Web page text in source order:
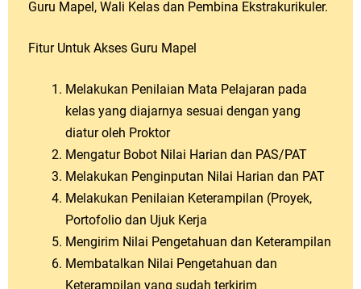
Guru Mapel, Wali Kelas dan Pembina Ekstrakurikuler.
Fitur Untuk Akses Guru Mapel
Melakukan Penilaian Mata Pelajaran pada
kelas yang diajarnya sesuai dengan yang
diatur oleh Proktor
Mengatur Bobot Nilai Harian dan PAS/PAT
Melakukan Penginputan Nilai Harian dan PAT
Melakukan Penilaian Keterampilan (Proyek,
Portofolio dan Ujuk Kerja
Mengirim Nilai Pengetahuan dan Keterampilan
Membatalkan Nilai Pengetahuan dan
Keterampilan yang sudah terkirim